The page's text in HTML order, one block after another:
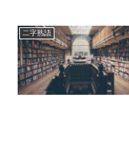
二字熟語